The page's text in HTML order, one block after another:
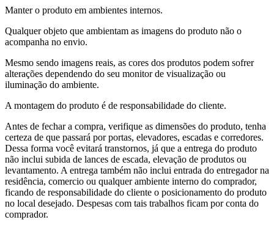
Manter o produto em ambientes internos.
Qualquer objeto que ambientam as imagens do produto não o
acompanha no envio.
Mesmo sendo imagens reais, as cores dos produtos podem sofrer
alterações dependendo do seu monitor de visualização ou
iluminação do ambiente.
A montagem do produto é de responsabilidade do cliente.
Antes de fechar a compra, verifique as dimensões do produto, tenha
certeza de que passará por portas, elevadores, escadas e corredores.
Dessa forma você evitará transtornos, já que a entrega do produto
não inclui subida de lances de escada, elevação de produtos ou
levantamento. A entrega também não inclui entrada do entregador na
residência, comercio ou qualquer ambiente interno do comprador,
ficando de responsabilidade do cliente o posicionamento do produto
no local desejado. Despesas com tais trabalhos ficam por conta do
comprador.